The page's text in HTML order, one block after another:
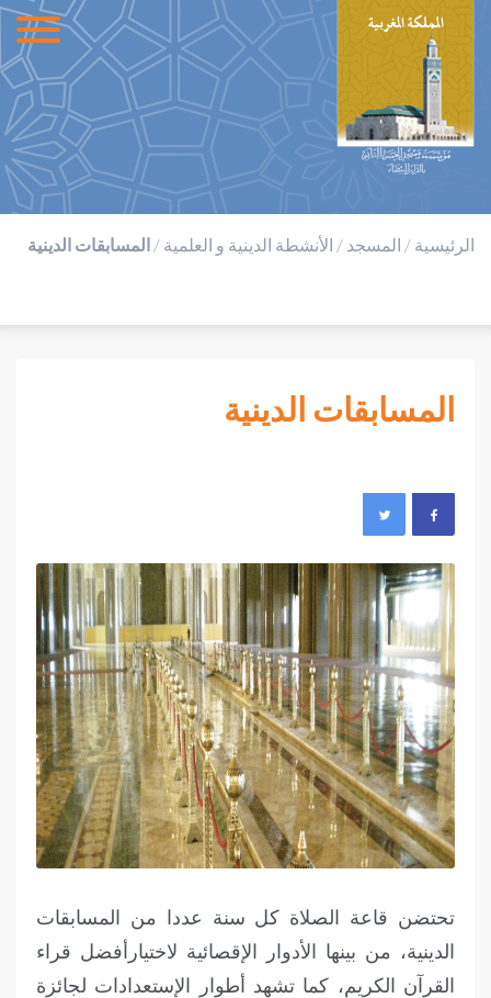
الرئيسية / المسجد / الأنشطة الدينية و العلمية / المسابقات الدينية
المسابقات الدينية
تحتضن قاعة الصلاة كل سنة عددا من المسابقات
الدينية، من بينها الأدوار الإقصائية لاختيارأفضل قراء
القرآن الكريم، كما تشهد أطوار الإستعدادات لجائزة